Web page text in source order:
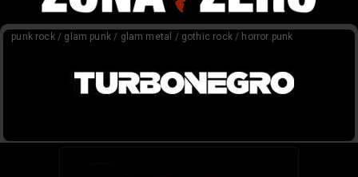
CONTENIDO
COMUNIDAD
FEEEDBACK
punk rock / glam punk / glam metal / gothic rock / horror punk